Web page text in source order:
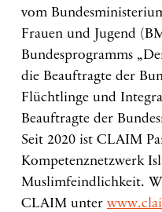
vom
Frauen und Jugend
Bundesprogramms
die Beauftragte der
Flüchtlinge und
Beauftragte der
Seit 2020 ist CLAIM
Kompetenznetzwerk
Muslimfeindlichkeit.
CLAIM unter